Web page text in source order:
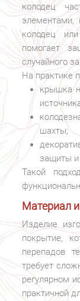
колодец
колодец
помогает
случайного
На практике
крышка
шахты;
защиты и
Такой
Материал
Изделие
покрытие,
перепадов
требует
регулярном
практичной